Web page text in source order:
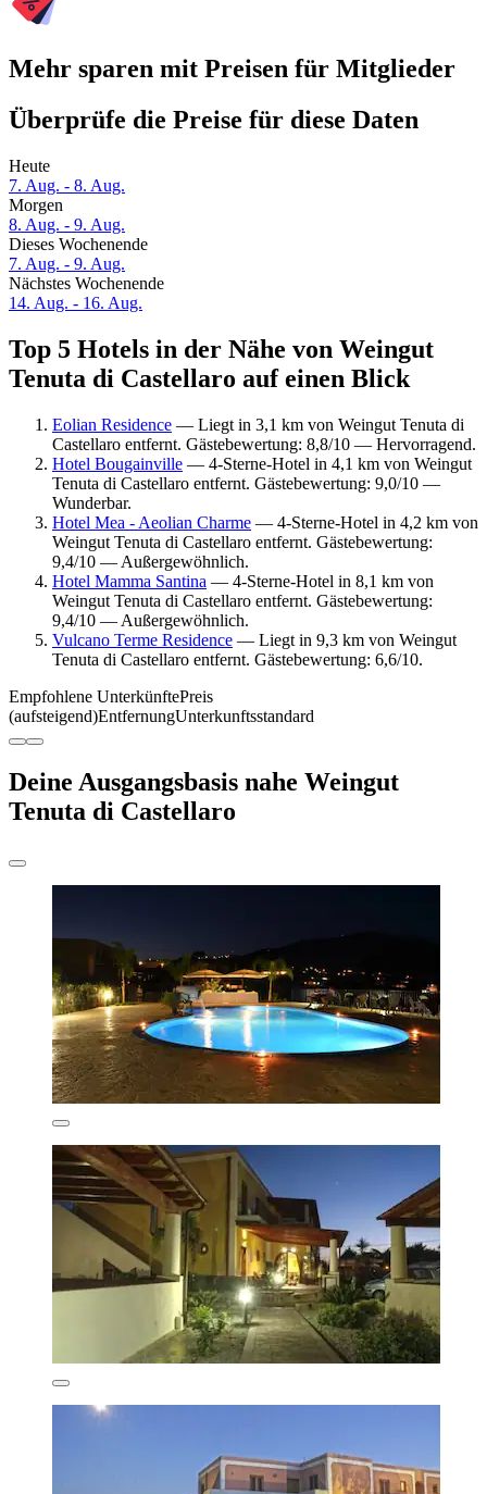
Mehr sparen mit Preisen für Mitglieder
Überprüfe die Preise für diese Daten
Heute
7. Aug. - 8. Aug.
Morgen
8. Aug. - 9. Aug.
Dieses Wochenende
7. Aug. - 9. Aug.
Nächstes Wochenende
14. Aug. - 16. Aug.
Top 5 Hotels in der Nähe von Weingut
Tenuta di Castellaro auf einen Blick
Eolian Residence — Liegt in 3,1 km von Weingut Tenuta di
Castellaro entfernt. Gästebewertung: 8,8/10 — Hervorragend.
Hotel Bougainville — 4-Sterne-Hotel in 4,1 km von Weingut
Tenuta di Castellaro entfernt. Gästebewertung: 9,0/10 —
Wunderbar.
Hotel Mea - Aeolian Charme — 4-Sterne-Hotel in 4,2 km von
Weingut Tenuta di Castellaro entfernt. Gästebewertung:
9,4/10 — Außergewöhnlich.
Hotel Mamma Santina — 4-Sterne-Hotel in 8,1 km von
Weingut Tenuta di Castellaro entfernt. Gästebewertung:
9,4/10 — Außergewöhnlich.
Vulcano Terme Residence — Liegt in 9,3 km von Weingut
Tenuta di Castellaro entfernt. Gästebewertung: 6,6/10.
Empfohlene UnterkünftePreis
(aufsteigend)EntfernungUnterkunftsstandard
Deine Ausgangsbasis nahe Weingut
Tenuta di Castellaro